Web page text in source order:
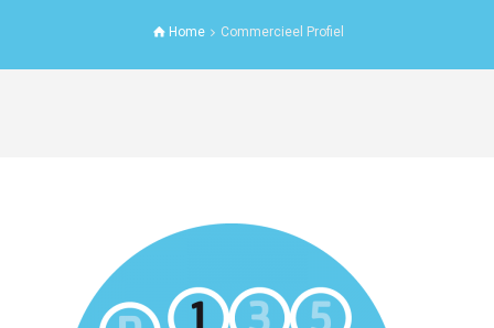
Home Commercieel Profiel